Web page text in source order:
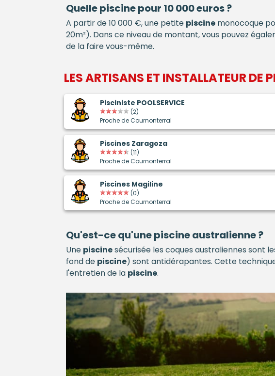
Quellepiscinepour 10 000 euros ?
A partir de 10 000 €, une petite piscine monocoque
20m²). Dans ce niveau de montant, vous pouvez
de la faire vous-même.
LES ARTISANS ET INSTALLATEUR DE
Pisciniste POOLSERVICE
(2)
Proche de Cournonterral
Piscines Zaragoza
(11)
Proche de Cournonterral
Piscines Magiline
(0)
Proche de Cournonterral
Qu'est-ce qu'unepiscineaustralienne ?
Une piscinesécurisée les coques australiennes sont
fond de piscine) sont antidérapantes. Cette
l'entretien de la piscine.